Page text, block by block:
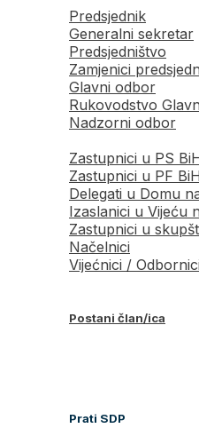
Predsjednik
Generalni sekretar
Predsjedništvo
Zamjenici
Glavni odbor
Rukovodstvo
Nadzorni odbor
Zastupnici u PS
Zastupnici u PF BiH
Delegati u Domu
Izaslanici u Vijeću
Zastupnici u
Načelnici
Vijećnici / Odbornici
Postani član/ica
Prati SDP